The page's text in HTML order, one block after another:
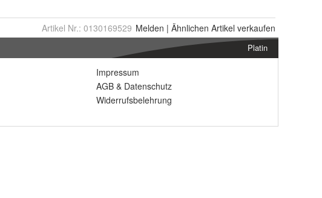
Artikel Nr.: 0130169529 Melden | Ähnlichen Artikel verkaufen
Platin
Impressum
AGB & Datenschutz
Widerrufsbelehrung